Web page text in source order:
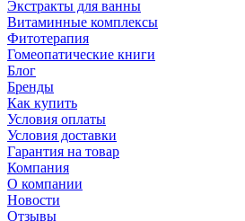
Экстракты для ванны
Витаминные комплексы
Фитотерапия
Гомеопатические книги
Блог
Бренды
Как купить
Условия оплаты
Условия доставки
Гарантия на товар
Компания
О компании
Новости
Отзывы